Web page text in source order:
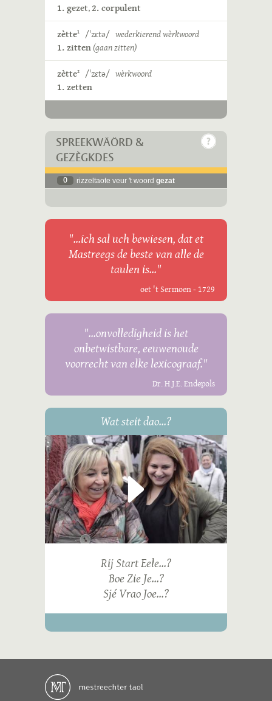
1. gezet,2. corpulent
zètte1 /ˈzɛtə/ wederkierend wèrkwoord
1. zitten(gaan zitten)
zètte2 /ˈzɛtə/ wèrkwoord
1. zetten
SPREEKWÄÖRD &
GEZÈGKDES
0 rizzeltaote veur 't woord gezat
"...ich sal uch bewiesen, dat et
Mastreegs de beste van alle de
taulen is..."
oet 't Sermoen - 1729
"...onvolledigheid is het
onbetwistbare, eeuwenoude
voorrecht van elke lexicograaf."
Dr. H.J.E. Endepols
Wat steit dao...?
Rij Start Eele...?
Boe Zie Je...?
Sjé Vrao Joe...?